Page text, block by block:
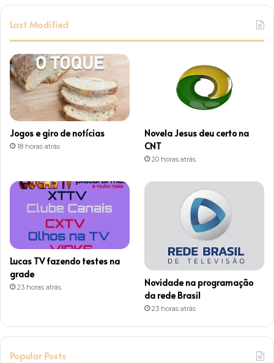
t
a
Last Modified
Jogos e giro de notícias
18 horas atrás
Novela Jesus deu certo na
CNT
20 horas atrás
Lucas TV fazendo testes na
grade
23 horas atrás
Novidade na programação
da rede Brasil
23 horas atrás
Popular Posts